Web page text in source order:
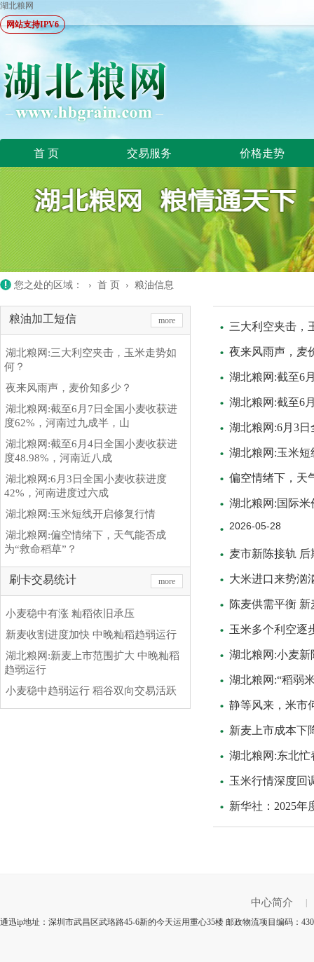
湖北粮网
网站支持IPV6
首 页 交易服务 价格走势
您之处的区域： › 首 页 › 粮油信息
粮油加工短信 more
湖北粮网:三大利空夹击，玉米走势如
何？
夜来风雨声，麦价知多少？
湖北粮网:截至6月7日全国小麦收获进
度62%，河南过九成半，山
湖北粮网:截至6月4日全国小麦收获进
度48.98%，河南近八成
湖北粮网:6月3日全国小麦收获进度
42%，河南进度过六成
湖北粮网:玉米短线开启修复行情
湖北粮网:偏空情绪下，天气能否成
为“救命稻草”？
刷卡交易统计 more
小麦稳中有涨 籼稻依旧承压
新麦收割进度加快 中晚籼稻趋弱运行
湖北粮网:新麦上市范围扩大 中晚籼稻
趋弱运行
小麦稳中趋弱运行 稻谷双向交易活跃
三大利空夹击，
夜来风雨声，麦
湖北粮网:截至6
湖北粮网:截至6
湖北粮网:6月3
湖北粮网:玉米
偏空情绪下，天
湖北粮网:国际
2026-05-28
麦市新陈接轨
大米进口来势汹
陈麦供需平衡
玉米多个利空逐
湖北粮网:小麦新
湖北粮网:“稻弱
静等风来，米市
新麦上市成本下
湖北粮网:东北忙
玉米行情深度回
新华社：2025年
中心简介
通迅ip地址：深圳市武昌区武珞路45-6新的今天运用重心35楼 邮政物流项目编码：